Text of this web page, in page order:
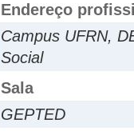
Endereço
Campus UFRN,
Social
Sala
GEPTED